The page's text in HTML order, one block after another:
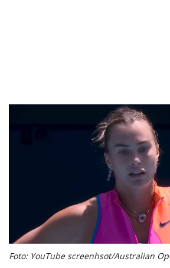
Foto: YouTube screenhsot/Australian